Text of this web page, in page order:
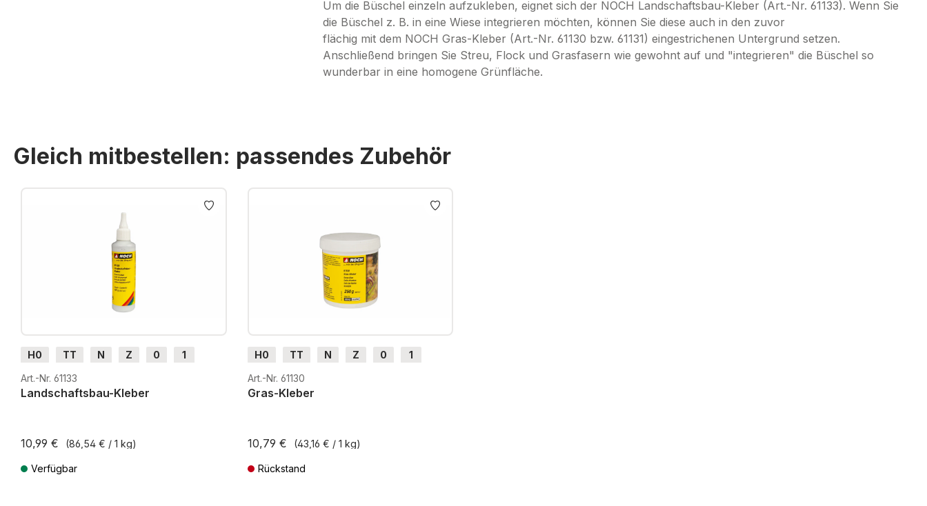
Um die Büschel einzeln aufzukleben, eignet sich der NOCH Landschaftsbau-Kleber (Art.-Nr. 61133). Wenn Sie
die Büschel z. B. in eine Wiese integrieren möchten, können Sie diese auch in den zuvor
flächig mit dem NOCH Gras-Kleber (Art.-Nr. 61130 bzw. 61131) eingestrichenen Untergrund setzen.
Anschließend bringen Sie Streu, Flock und Grasfasern wie gewohnt auf und "integrieren" die Büschel so
wunderbar in eine homogene Grünfläche.
Gleich mitbestellen: passendes Zubehör
Produktgalerie überspringen
H0 TT N Z 0
1
G
H0m
Art.-Nr. 61133
Landschaftsbau-Kleber
10,99 € (86,54 € / 1 kg)
Verfügbar
H0 TT N Z 0
1
G
H0m
Art.-Nr. 61130
Gras-Kleber
10,79 € (43,16 € / 1 kg)
Rückstand